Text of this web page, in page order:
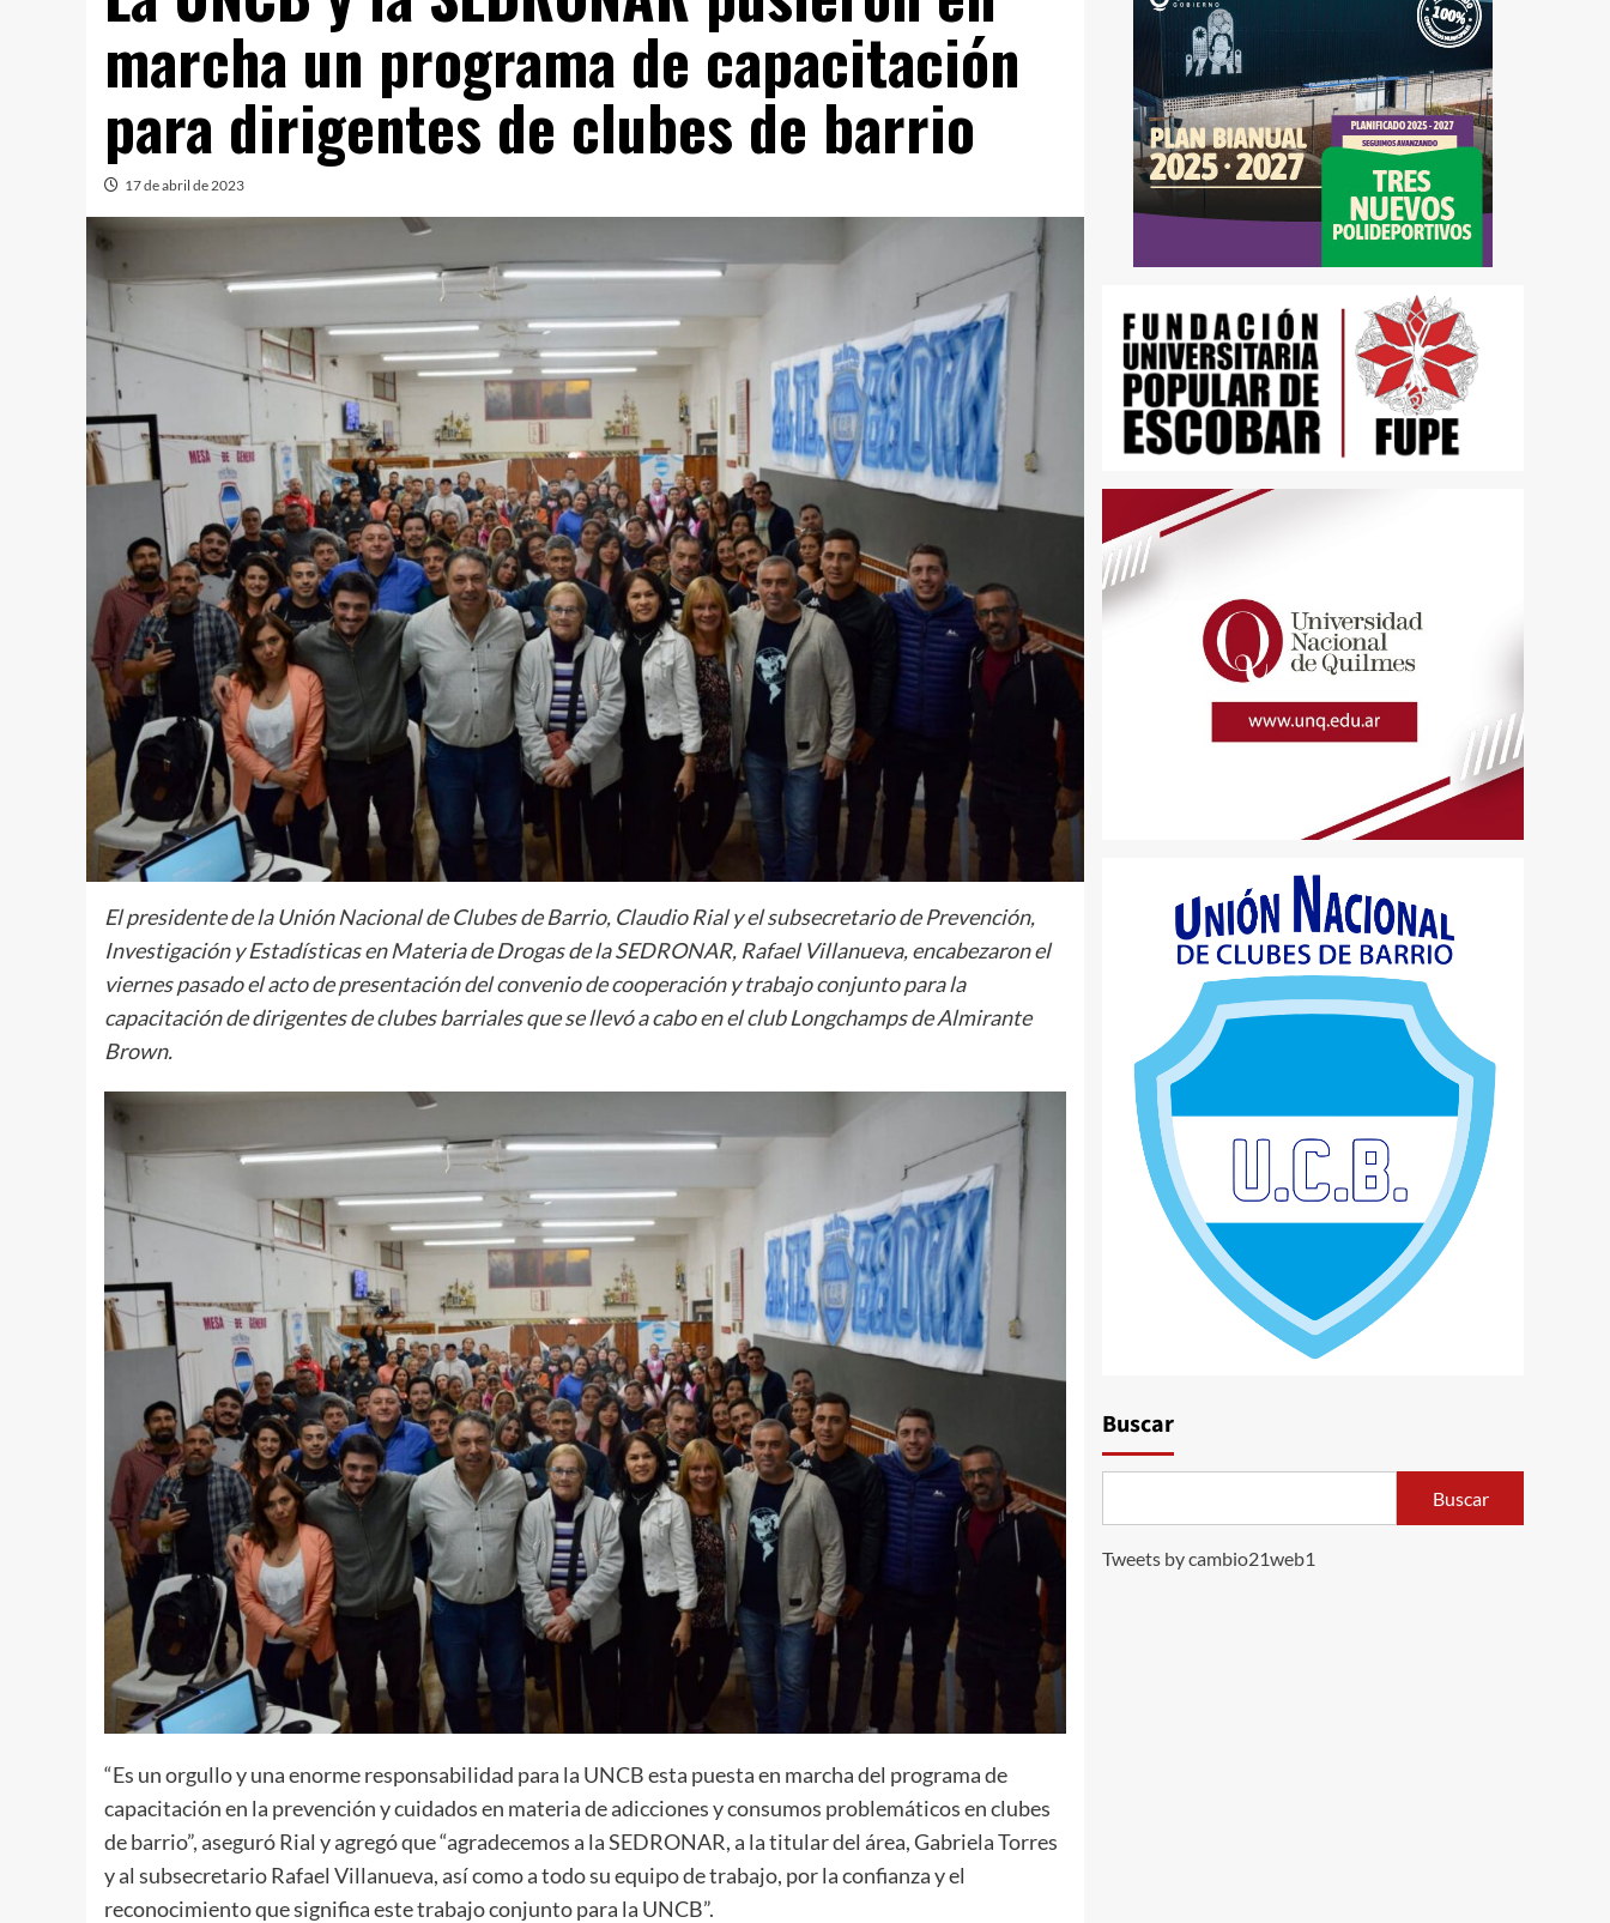
marcha un programa de capacitación
para dirigentes de clubes de barrio
17 de abril de 2023
El presidente de la Unión Nacional de Clubes de Barrio, Claudio Rial y el subsecretario de Prevención,
Investigación y Estadísticas en Materia de Drogas de la SEDRONAR, Rafael Villanueva, encabezaron el
viernes pasado el acto de presentación del convenio de cooperación y trabajo conjunto para la
capacitación de dirigentes de clubes barriales que se llevó a cabo en el club Longchamps de Almirante
Brown.
“Es un orgullo y una enorme responsabilidad para la UNCB esta puesta en marcha del programa de
capacitación en la prevención y cuidados en materia de adicciones y consumos problemáticos en clubes
de barrio”, aseguró Rial y agregó que “agradecemos a la SEDRONAR, a la titular del área, Gabriela Torres
y al subsecretario Rafael Villanueva, así como a todo su equipo de trabajo, por la confianza y el
reconocimiento que significa este trabajo conjunto para la UNCB”.
Buscar
Buscar
Tweets by cambio21web1